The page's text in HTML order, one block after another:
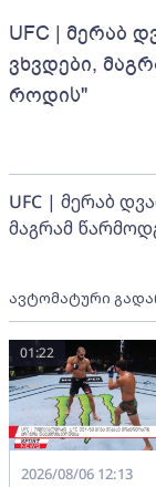
UFC | მერაბ
ვხვდები,
როდის"
UFC | მერაბ
მაგრამ
ავტომატური
01:22
2026/08/06 12:13